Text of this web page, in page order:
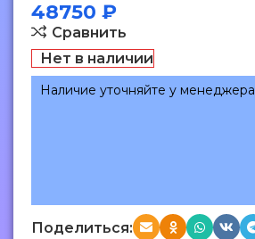
48750 ₽
Сравнить
Нет в наличии
Наличие уточняйте у менеджера
Поделиться: